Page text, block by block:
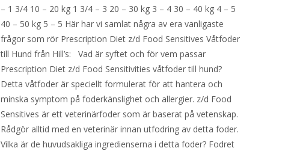
– 1 3/4 10 – 20 kg 1 3/4 – 3 20 – 30 kg 3 – 4 30 – 40 kg 4 – 5
40 – 50 kg 5 – 5 Här har vi samlat några av era vanligaste
frågor som rör Prescription Diet z/d Food Sensitives Våtfoder
till Hund från Hill’s: Vad är syftet och för vem passar
Prescription Diet z/d Food Sensitivities våtfoder till hund?
Detta våtfoder är speciellt formulerat för att hantera och
minska symptom på foderkänslighet och allergier. z/d Food
Sensitives är ett veterinärfoder som är baserat på vetenskap.
Rådgör alltid med en veterinär innan utfodring av detta foder.
Vilka är de huvudsakliga ingredienserna i detta foder? Fodret